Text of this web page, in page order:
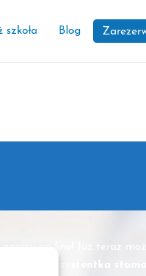
szkoła Blog
on-line! Już teraz
asystentka